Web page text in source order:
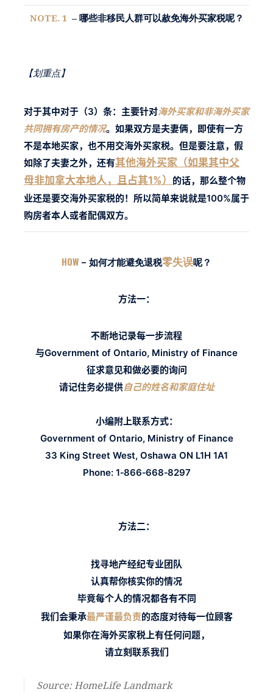
NOTE. 1 – 哪些非移民人群可以赦免海外买家税呢？
【划重点】
对于其中对于（3）条：主要针对海外买家和非海外买家
共同拥有房产的情况。如果双方是夫妻俩，即使有一方
不是本地买家，也不用交海外买家税。 但是要注意，假
如除了夫妻之外，还有其他海外买家（如果其中父
母非加拿大本地人，且占其1%） 的话，那么整个物
业还是要交海外买家税的！所以简单来说就是100%属于
购房者本人或者配偶双方。
HOW – 如何才能避免退税零失误呢？
方法一：
不断地记录每一步流程
与Government of Ontario, Ministry of Finance
征求意见和做必要的询问
请记住务必提供自己的姓名和家庭住址
小编附上联系方式：
Government of Ontario, Ministry of Finance
33 King Street West, Oshawa ON L1H 1A1
Phone: 1‑866‑668‑8297
方法二：
找寻地产经纪专业团队
认真帮你核实你的情况
毕竟每个人的情况都各有不同
我们会秉承最严谨最负责的态度对待每一位顾客
如果你在海外买家税上有任何问题，
请立刻联系我们
Source: HomeLife Landmark